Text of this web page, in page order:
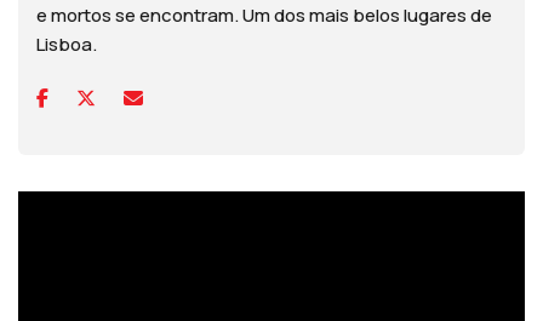
e mortos se encontram. Um dos mais belos lugares de
Lisboa.